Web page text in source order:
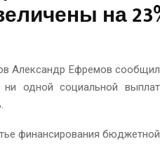
на
Александр Ефремов
одной социальной
финансирования бюджетной